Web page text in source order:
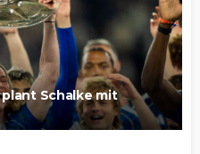
Schalke mit